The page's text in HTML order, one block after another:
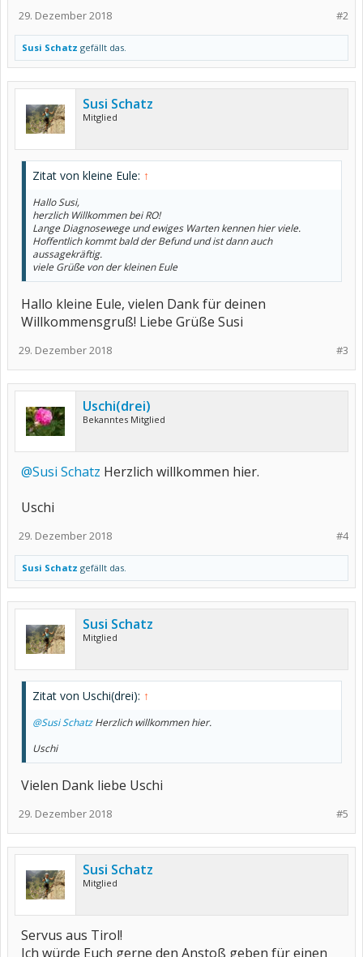
#2
29. Dezember 2018
Susi Schatz gefällt das.
Susi Schatz
Mitglied
Zitat von kleine Eule: ↑
Hallo Susi,
herzlich Willkommen bei RO!
Lange Diagnosewege und ewiges Warten kennen hier viele.
Hoffentlich kommt bald der Befund und ist dann auch
aussagekräftig.
viele Grüße von der kleinen Eule
Hallo kleine Eule, vielen Dank für deinen
Willkommensgruß! Liebe Grüße Susi
#3
29. Dezember 2018
Uschi(drei)
Bekanntes Mitglied
@Susi Schatz Herzlich willkommen hier.
Uschi
#4
29. Dezember 2018
Susi Schatz gefällt das.
Susi Schatz
Mitglied
Zitat von Uschi(drei): ↑
@Susi SchatzHerzlich willkommen hier.
Uschi
Vielen Dank liebe Uschi
#5
29. Dezember 2018
Susi Schatz
Mitglied
Servus aus Tirol!
Ich würde Euch gerne den Anstoß geben für einen